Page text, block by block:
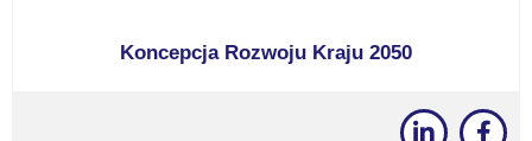
Koncepcja Rozwoju Kraju 2050